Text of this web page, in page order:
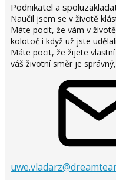
Podnikatel a
Naučil jsem se v životě
Máte pocit, že vám v
kolotoč i když už jste
Máte pocit, že žijete
váš životní směr je